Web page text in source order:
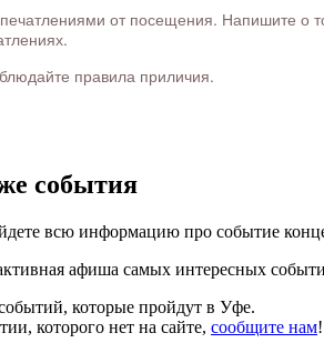
от посещения. Напишите о
правила приличия.
события
всю информацию про событие
афиша самых интересных
которые пройдут в Уфе.
которого нет на сайте, сообщите нам!